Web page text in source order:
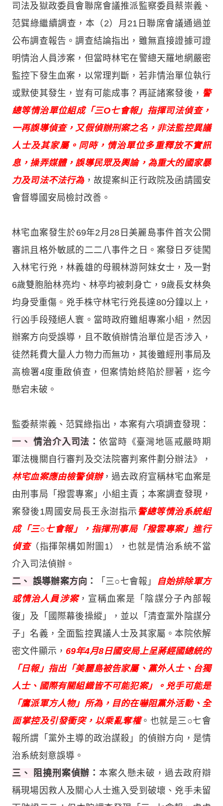
司法及獄政委員會聯席會議推派監察委員蔡崇義、
范巽綠繼續調查，本（2）月21日聯席會議通過並
公布調查報告。調查結論指出，雖無直接證據可證
明情治人員涉案，但當時林宅在警總天羅地網嚴密
監控下發生血案，以常理判斷，若非情治單位執行
或默使其發生，豈有可能成事？再証諸案發後， 警
總等情治單位組成「三O七會報」指揮司法偵查，
一再誤導偵查，又假偵辦刑案之名，非法監控異議
人士及其家屬。同時，情治單位多重釋放不實訊
息，操弄媒體，誤導民眾及輿論，為重大的國家暴
力及司法不法行為，故提案糾正行政院及函請國安
會督導國安局檢討改善。
林宅血案發生於69年2月28日美麗島事件首次公開
審訊且格外敏感的二二八事件之日。案發日歹徒闖
入林宅行兇，林義雄的母親林游阿妹女士，及一對
6歲雙胞胎林亮均、林亭均被刺身亡，9歲長女林奐
均身受重傷。兇手株守林宅行兇長達80分鐘以上，
行凶手段殘絕人寰。當時政府雖組專案小組，然因
辦案方向受誤導，且不敢偵辦情治單位是否涉入，
徒然耗費大量人力物力而無功，其後雖經刑事局及
高檢署4度重啟偵查，但案情始終陷於膠著，迄今
懸宕未破。
監委蔡崇義、范巽綠指出，本案有六項調查發現：
一、 情治介入司法 ：依當時《臺灣地區戒嚴時期
軍法機關自行審判及交法院審判案件劃分辦法》，
林宅血案應由檢警偵辦，過去政府宣稱林宅血案是
由刑事局「撥雲專案」小組主責；本案調查發現，
案發後1周國安局長王永澍指示 警總等情治系統組
成「三○七會報」，指揮刑事局「撥雲專案」進行
偵查（指揮架構如附圖1），也就是情治系統不當
介入司法偵辦。
二、 誤導辦案方向 ： 「三○七會報」
自始排除軍方
或情治人員涉案，宣稱血案是「陰謀分子內部報
復」及「國際幕後操縱」，並以「清查黨外陰謀分
子」名義，全面監控異議人士及其家屬。本院依解
密文件顯示， 69年4月8日國安局上呈蔣經國總統的
「日報」指出「美麗島被告家屬、黨外人士、台獨
人士、國際有關組織皆不可能犯案」。兇手可能是
「鷹派軍方人物」所為，目的在嚇阻黨外活動、全
面掌控及引發衝突，以乘亂奪權。也就是三○七會
報所謂「黨外主導的政治謀殺」的偵辦方向，是情
治系統刻意誤導。
三、 阻撓刑案偵辦 ：本案久懸未破，過去政府辯
稱現場因救人及關心人士進入受到破壞、兇手未留